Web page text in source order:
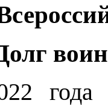
года